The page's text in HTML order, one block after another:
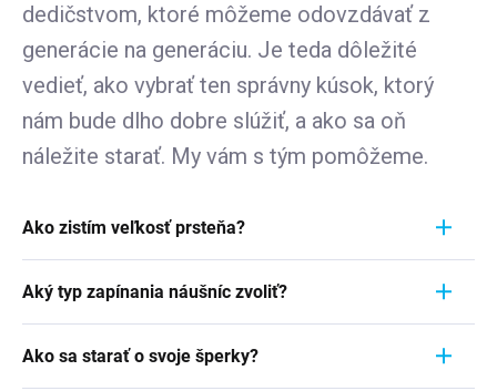
dedičstvom, ktoré môžeme odovzdávať z
generácie na generáciu. Je teda dôležité
vedieť, ako vybrať ten správny kúsok, ktorý
nám bude dlho dobre slúžiť, a ako sa oň
náležite starať. My vám s tým pomôžeme.
Ako zistím veľkosť prsteňa?
Aby ste zistili jeho veľkosť, vezmite pravítko a
položte ho priamo na prstienok, ktorý momentálne
nosíte. Dôležité je zamerať sa na jeho VNÚTORNÝ
Aký typ zapínania náušníc zvoliť?
pohodlie, bezpečnosť a štýl náušníc. Strieborné
Ako sa starať o svoje šperky?